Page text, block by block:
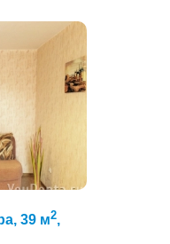
39 м2,